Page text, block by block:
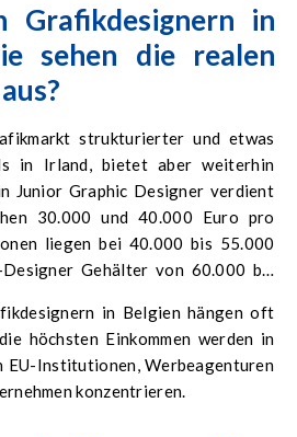
Grafikdesignern in
sehen die realen
strukturierter und etwas
in Irland, bietet aber weiterhin
Junior Graphic Designer verdient
30.000 und 40.000 Euro pro
liegen bei 40.000 bis 55.000
Designer Gehälter von 60.000 bis
in Belgien hängen oft
höchsten Einkommen werden in
EU-Institutionen, Werbeagenturen
konzentrieren.